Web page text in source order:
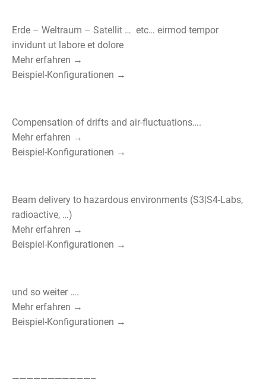
Erde – Weltraum – Satellit … etc… eirmod tempor
invidunt ut labore et dolore
Mehr erfahren →
Beispiel-Konfigurationen →
Compensation of drifts and air-fluctuations….
Mehr erfahren →
Beispiel-Konfigurationen →
Beam delivery to hazardous environments (S3|S4-Labs,
radioactive, …)
Mehr erfahren →
Beispiel-Konfigurationen →
und so weiter ….
Mehr erfahren →
Beispiel-Konfigurationen →
———————————–